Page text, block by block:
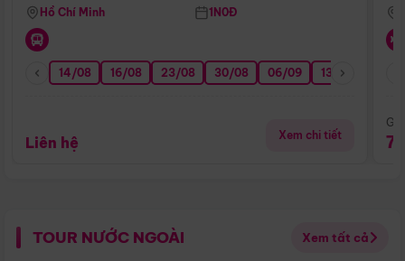
Hồ Chí Minh 1N0Đ
14/08 16/08 23/08 30/08 06/09 13/09
Liên hệ Xem chi tiết
TOUR NƯỚC NGOÀI Xem tất cả
Điểm nổi bật